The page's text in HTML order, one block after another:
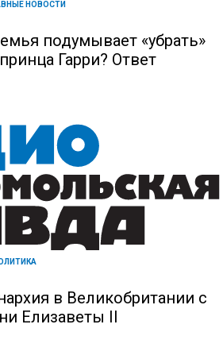
НОВОСТИ
подумывает «убрать»
Гарри? Ответ
в Великобритании с
Елизаветы II